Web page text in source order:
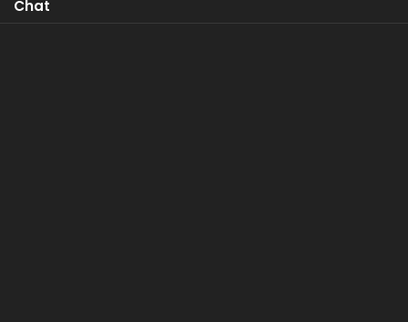
Chat